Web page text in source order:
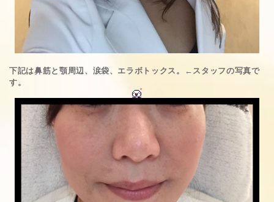
下記は鼻筋と顎周辺、涙袋、エラボトックス。←スタッフの写真で
す。